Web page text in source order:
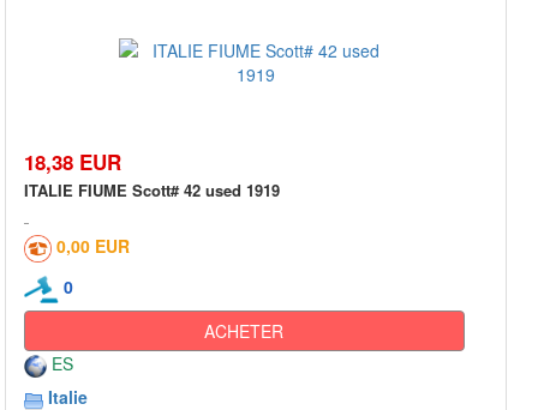
18,38 EUR
ITALIE FIUME Scott# 42 used 1919
0,00 EUR
0
ACHETER
ES
Italie